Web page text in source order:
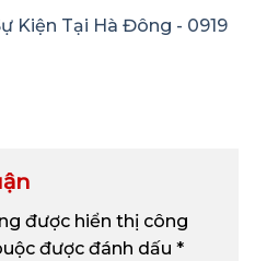
Kiện Tại Hà Đông - 0919
được hiển thị công
được đánh dấu *